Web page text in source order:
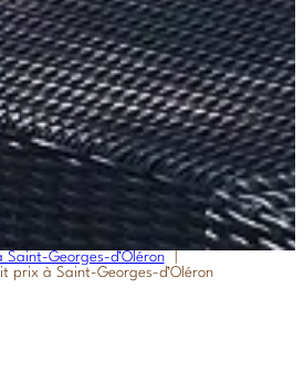
Saint-Georges-d’Oléron
prix à Saint-Georges-d’Oléron